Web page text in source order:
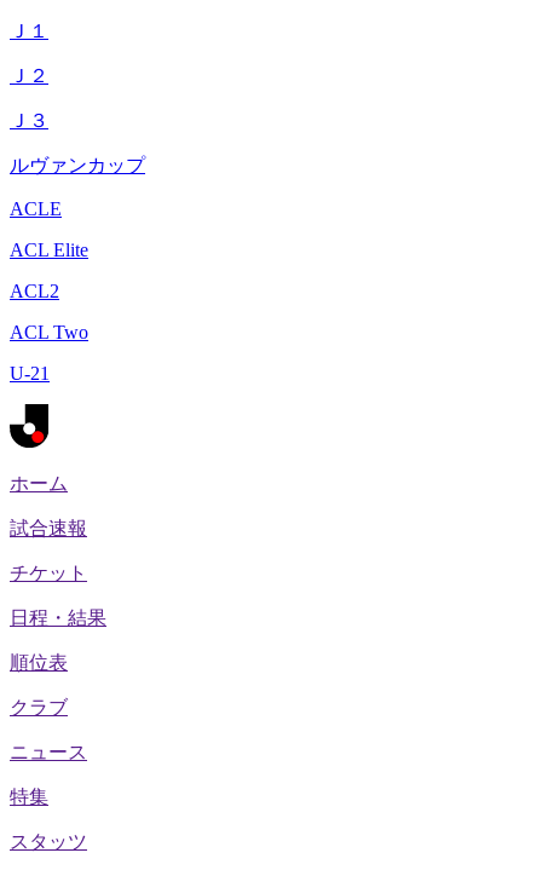
Ｊ１
Ｊ２
Ｊ３
ルヴァンカップ
ACLE
ACL Elite
ACL2
ACL Two
U-21
ホーム
試合速報
チケット
日程・結果
順位表
クラブ
ニュース
特集
スタッツ